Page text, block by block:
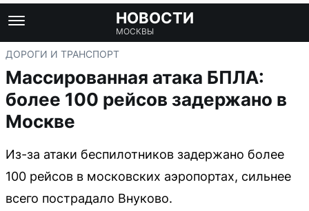
НОВОСТИ
МОСКВЫ
ДОРОГИ И ТРАНСПОРТ
Массированная атака БПЛА:
более 100 рейсов задержано в
Москве
Из-за атаки беспилотников задержано более
100 рейсов в московских аэропортах, сильнее
всего пострадало Внуково.